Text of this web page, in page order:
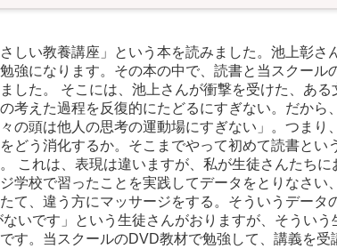
しい教養講座」という本を読みました。池上彰さ
強になります。その本の中で、読書と当スクール
した。 そこには、池上さんが衝撃を受けた、あ
考えた過程を反復的にたどるにすぎない。だから
の頭は他人の思考の運動場にすぎない」。つまり
どう消化するか。そこまでやって初めて読書とい
これは、表現は違いますが、私が生徒さんたちに
学校で習ったことを実践してデータをとりなさい
て、違う方にマッサージをする。そういうデータ
ないです」という生徒さんがおりますが、そうい
す。当スクールのDVD教材で勉強して、講義を